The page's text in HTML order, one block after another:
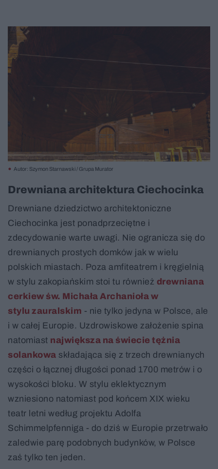
Autor: Szymon Starnawski / Grupa Murator
Drewniana architektura Ciechocinka
Drewniane dziedzictwo architektoniczne
Ciechocinka jest ponadprzeciętne i
zdecydowanie warte uwagi. Nie ogranicza się do
drewnianych prostych domków jak w wielu
polskich miastach. Poza amfiteatrem i kręgielnią
w stylu zakopiańskim stoi tu również drewniana
cerkiew św. Michała Archanioła w
stylu zauralskim - nie tylko jedyna w Polsce, ale
i w całej Europie. Uzdrowiskowe założenie spina
natomiast największa na świecie tężnia
solankowa składająca się z trzech drewnianych
części o łącznej długości ponad 1700 metrów i o
wysokości bloku. W stylu eklektycznym
wzniesiono natomiast pod końcem XIX wieku
teatr letni według projektu Adolfa
Schimmelpfenniga - do dziś w Europie przetrwało
zaledwie parę podobnych budynków, w Polsce
zaś tylko ten jeden.